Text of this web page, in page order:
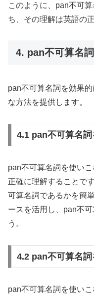
このように、pan不可
ち、その理解は英語の
4. pan不可算名
pan不可算名詞を効果
な方法を提供します。
4.1 pan不可算名
pan不可算名詞を使い
正確に理解することで
可算名詞であるかを簡
ースを活用し、pan不
う。
4.2 pan不可算名
pan不可算名詞を使い